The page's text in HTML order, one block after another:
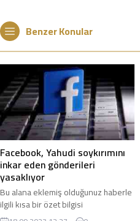
Benzer Konular
Facebook, Yahudi soykırımını
inkar eden gönderileri
yasaklıyor
Bu alana eklemiş olduğunuz haberle
ilgili kısa bir özet bilgisi
ekleyebilirsiniz. Bu metin yazı